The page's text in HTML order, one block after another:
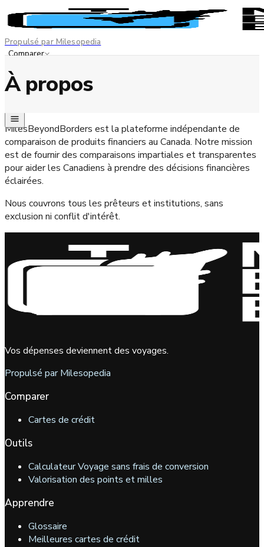
Propulsé par Milesopedia
Comparer
Divulgation de l'annonceur
À propos
MilesBeyondBorders est la plateforme indépendante de
comparaison de produits financiers au Canada. Notre mission
est de fournir des comparaisons impartiales et transparentes
pour aider les Canadiens à prendre des décisions financières
éclairées.
Nous couvrons tous les prêteurs et institutions, sans
exclusion ni conflit d'intérêt.
Vos dépenses deviennent des voyages.
Propulsé par Milesopedia
Comparer
Cartes de crédit
Outils
Calculateur Voyage sans frais de conversion
Valorisation des points et milles
Apprendre
Glossaire
Meilleures cartes de crédit